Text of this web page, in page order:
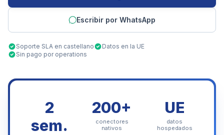
Escribir por WhatsApp
Soporte SLA en castellano
Datos en la UE
Sin pago por operations
2
sem.
200+
conectores
nativos
UE
datos
hospedados